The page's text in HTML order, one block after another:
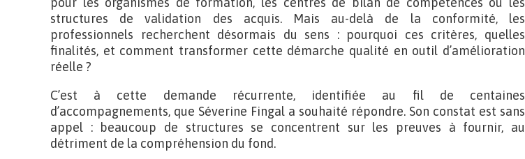
structures de validation des acquis. Mais au-delà de la conformité, les
professionnels recherchent désormais du sens : pourquoi ces critères, quelles
finalités, et comment transformer cette démarche qualité en outil d’amélioration
réelle ?
C’est à cette demande récurrente, identifiée au fil de centaines
d’accompagnements, que Séverine Fingal a souhaité répondre. Son constat est sans
appel : beaucoup de structures se concentrent sur les preuves à fournir, au
détriment de la compréhension du fond.